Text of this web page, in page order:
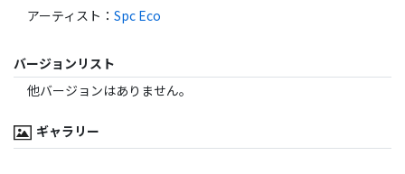
アーティスト ： Spc Eco
バージョンリスト
他バージョンはありません。
ギャラリー